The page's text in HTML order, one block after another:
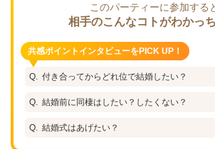
このパーティーに参加する
相手のこんなコトがわかっ
共感ポイントインタビューをPICK UP！
付き合ってからどれ位で結婚したい？
結婚前に同棲はしたい？したくない？
結婚式はあげたい？